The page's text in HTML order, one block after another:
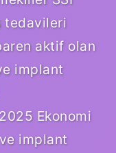
tedavileri
aktif olan
implant
Ekonomi
implant